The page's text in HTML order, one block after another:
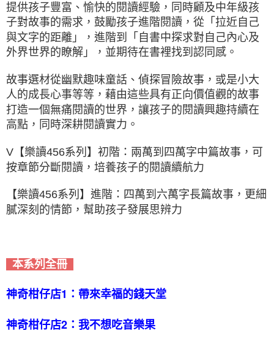
提供孩子豐富、愉快的閱讀經驗，同時顧及中年級孩
子對故事的需求，鼓勵孩子進階閱讀，從「拉近自己
與文字的距離」，進階到「自書中探求對自己內心及
外界世界的瞭解」，並期待在書裡找到認同感。
故事選材從幽默趣味童話、偵探冒險故事，或是小大
人的成長心事等等，藉由這些具有正向價值觀的故事
打造一個無痛閱讀的世界，讓孩子的閱讀興趣持續在
高點，同時深耕閱讀實力。
V【樂讀456系列】初階：兩萬到四萬字中篇故事，可
按章節分斷閱讀，培養孩子的閱讀續航力
【樂讀456系列】進階：四萬到六萬字長篇故事，更細
膩深刻的情節，幫助孩子發展思辨力
本系列全冊
神奇柑仔店1：帶來幸福的錢天堂
神奇柑仔店2：我不想吃音樂果